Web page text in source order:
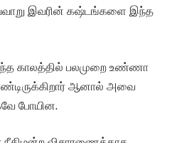
இவரின் கஷ்டங்களை இந்த
காலத்தில் பலமுறை உண்ணா
ஆனால் அவை
போயின.